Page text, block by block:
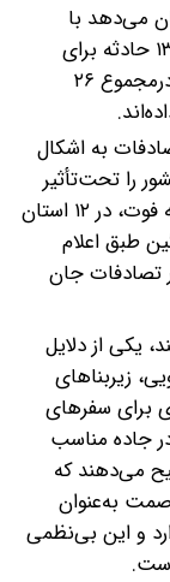
می‌دهد با
محاسبه این حادثه، در طول ۱۰ سال گذشته، ۱۳ حادثه برای
سرویس‌های دانشجویی در کشور رخ داده و درمجموع ۲۶
به اشکال
کشور را تحت‌تأثیر
قرار می‌دهند و ۶۶ درصد از تصادفات منجر به فوت، در ۱۲ استان
طبق اعلام
از ۲۳ هزار نفر در تصادفات جان
یکی از دلایل
زیربناهای
برای سفرهای
جاده مناسب
می‌دهند که
به‌عنوان
و این بی‌نظمی